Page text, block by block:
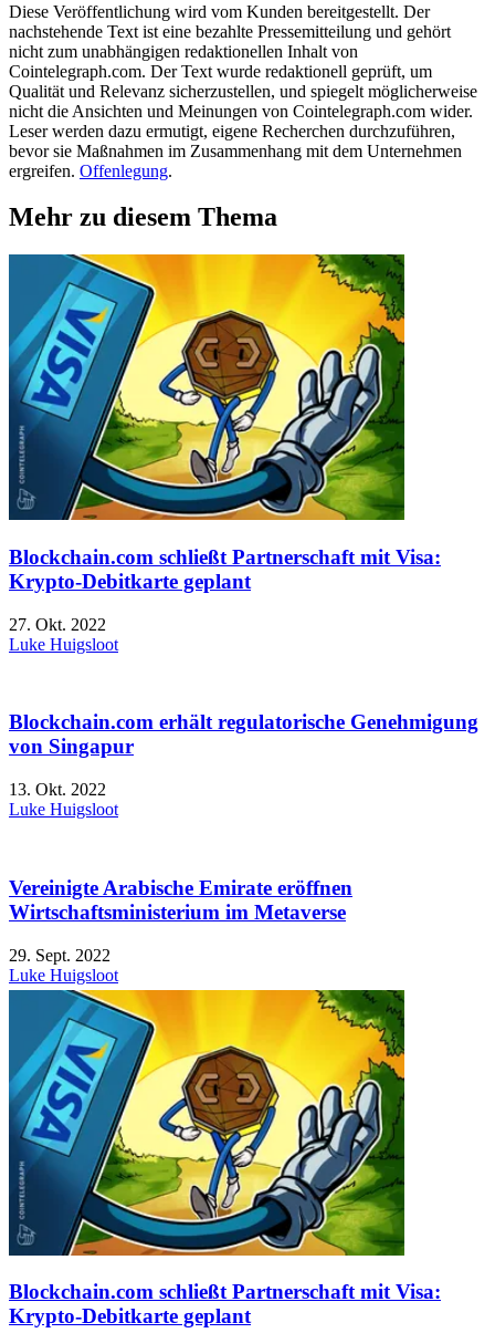
Diese Veröffentlichung wird vom Kunden bereitgestellt. Der
nachstehende Text ist eine bezahlte Pressemitteilung und gehört
nicht zum unabhängigen redaktionellen Inhalt von
Cointelegraph.com. Der Text wurde redaktionell geprüft, um
Qualität und Relevanz sicherzustellen, und spiegelt möglicherweise
nicht die Ansichten und Meinungen von Cointelegraph.com wider.
Leser werden dazu ermutigt, eigene Recherchen durchzuführen,
bevor sie Maßnahmen im Zusammenhang mit dem Unternehmen
ergreifen. Offenlegung.
Mehr zu diesem Thema
Blockchain.com schließt Partnerschaft mit Visa:
Krypto-Debitkarte geplant
27. Okt. 2022
Luke Huigsloot
Blockchain.com erhält regulatorische Genehmigung
von Singapur
13. Okt. 2022
Luke Huigsloot
Vereinigte Arabische Emirate eröffnen
Wirtschaftsministerium im Metaverse
29. Sept. 2022
Luke Huigsloot
Blockchain.com schließt Partnerschaft mit Visa:
Krypto-Debitkarte geplant